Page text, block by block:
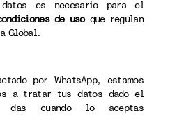
es necesario para el
de usoque regulan
Global.
por WhatsApp, estamos
a tratar tus datos dado el
cuando lo aceptas